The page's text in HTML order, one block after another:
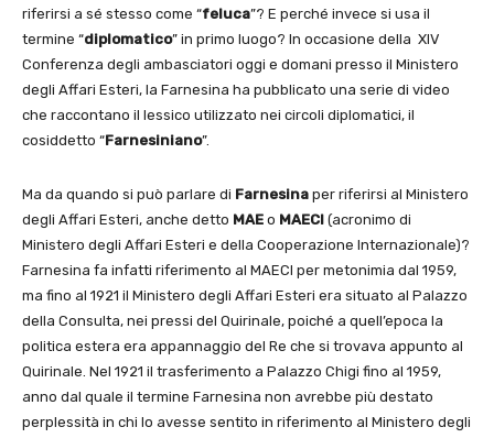
riferirsi a sé stesso come “feluca”? E perché invece si usa il
termine “diplomatico” in primo luogo? In occasione della XIV
Conferenza degli ambasciatori oggi e domani presso il Ministero
degli Affari Esteri, la Farnesina ha pubblicato una serie di video
che raccontano il lessico utilizzato nei circoli diplomatici, il
cosiddetto “Farnesiniano”.
Ma da quando si può parlare di Farnesina per riferirsi al Ministero
degli Affari Esteri, anche detto MAE o MAECI (acronimo di
Ministero degli Affari Esteri e della Cooperazione Internazionale)?
Farnesina fa infatti riferimento al MAECI per metonimia dal 1959,
ma fino al 1921 il Ministero degli Affari Esteri era situato al Palazzo
della Consulta, nei pressi del Quirinale, poiché a quell’epoca la
politica estera era appannaggio del Re che si trovava appunto al
Quirinale. Nel 1921 il trasferimento a Palazzo Chigi fino al 1959,
anno dal quale il termine Farnesina non avrebbe più destato
perplessità in chi lo avesse sentito in riferimento al Ministero degli